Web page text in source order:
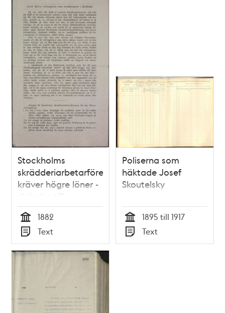
Stockholms
skrädderiarbetarförening
kräver högre löner -
skrivelse till
arbetsgivare 1882
Tid
1882
Typ
Text
Poliserna som
häktade Josef
Skoutelsky
Tid
1895 till 1917
Typ
Text